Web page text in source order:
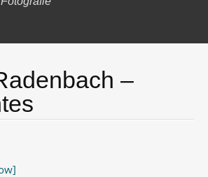
–